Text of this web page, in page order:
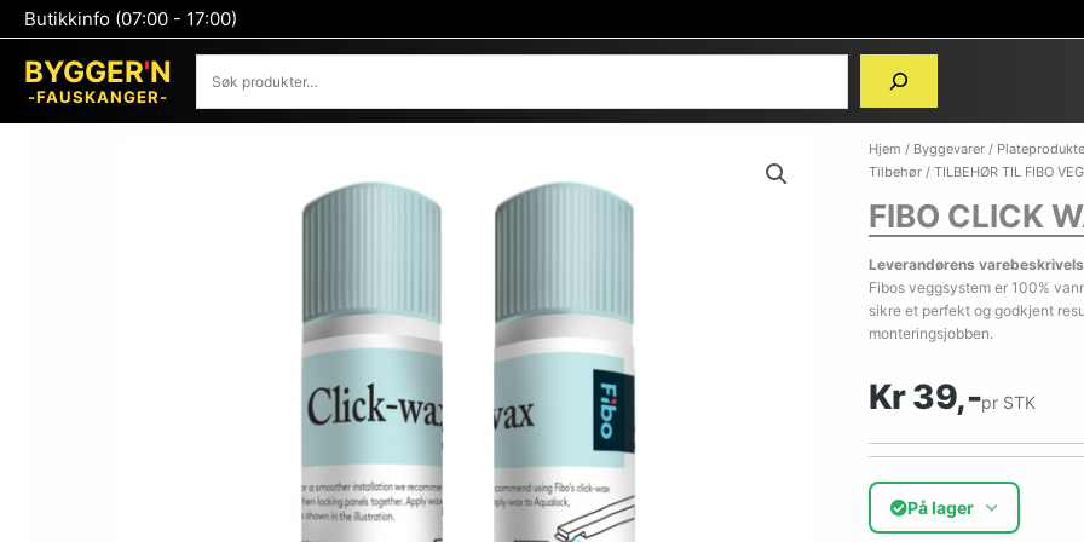
Hopp
rett
innholdet
Butikkinfo (07:00 - 17:00)
BYGGER'N
-FAUSKANGER-
Hjem / Byggevarer/
Tilbehør/ TILBEHØR TIL FIBO
FIBO CLICK
Leverandørens
Fibos veggsystem er 100%
sikre et perfekt og godkjent
monteringsjobben.
Kr 39,-pr STK
På lager